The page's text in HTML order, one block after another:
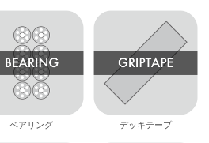
ベアリング デッキテープ